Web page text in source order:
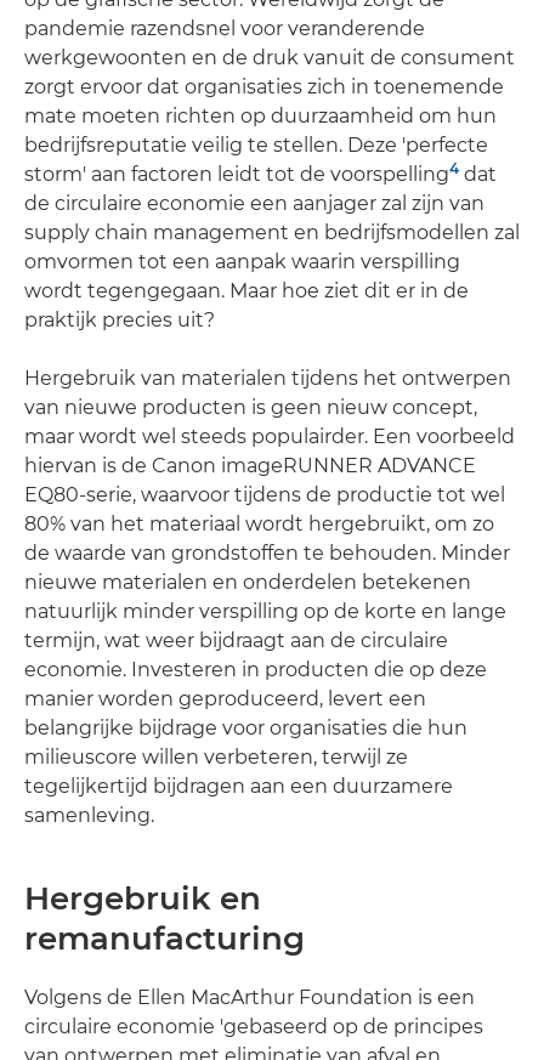
pandemie razendsnel voor veranderende
werkgewoonten en de druk vanuit de consument
zorgt ervoor dat organisaties zich in toenemende
mate moeten richten op duurzaamheid om hun
bedrijfsreputatie veilig te stellen. Deze 'perfecte
storm' aan factoren leidt tot de voorspelling4 dat
de circulaire economie een aanjager zal zijn van
supply chain management en bedrijfsmodellen zal
omvormen tot een aanpak waarin verspilling
wordt tegengegaan. Maar hoe ziet dit er in de
praktijk precies uit?
Hergebruik van materialen tijdens het ontwerpen
van nieuwe producten is geen nieuw concept,
maar wordt wel steeds populairder. Een voorbeeld
hiervan is de Canon imageRUNNER ADVANCE
EQ80-serie, waarvoor tijdens de productie tot wel
80% van het materiaal wordt hergebruikt, om zo
de waarde van grondstoffen te behouden. Minder
nieuwe materialen en onderdelen betekenen
natuurlijk minder verspilling op de korte en lange
termijn, wat weer bijdraagt aan de circulaire
economie. Investeren in producten die op deze
manier worden geproduceerd, levert een
belangrijke bijdrage voor organisaties die hun
milieuscore willen verbeteren, terwijl ze
tegelijkertijd bijdragen aan een duurzamere
samenleving.
Hergebruik en
remanufacturing
Volgens de Ellen MacArthur Foundation is een
circulaire economie 'gebaseerd op de principes